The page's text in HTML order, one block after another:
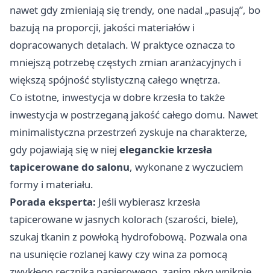
nawet gdy zmieniają się trendy, one nadal „pasują”, bo
bazują na proporcji, jakości materiałów i
dopracowanych detalach. W praktyce oznacza to
mniejszą potrzebę częstych zmian aranżacyjnych i
większą spójność stylistyczną całego wnętrza.
Co istotne, inwestycja w dobre krzesła to także
inwestycja w postrzeganą jakość całego domu. Nawet
minimalistyczna przestrzeń zyskuje na charakterze,
gdy pojawiają się w niej eleganckie krzesła
tapicerowane do salonu, wykonane z wyczuciem
formy i materiału.
Porada eksperta: Jeśli wybierasz krzesła
tapicerowane w jasnych kolorach (szarości, biele),
szukaj tkanin z powłoką hydrofobową. Pozwala ona
na usunięcie rozlanej kawy czy wina za pomocą